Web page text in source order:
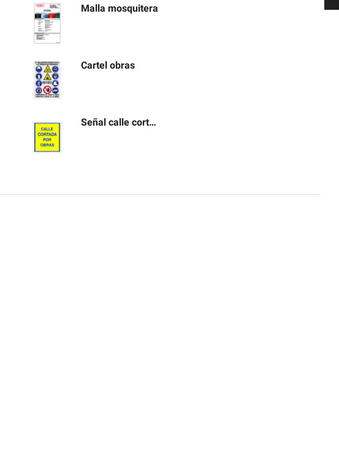
Malla mosquitera
Cartel obras
Señal calle cortada por obras